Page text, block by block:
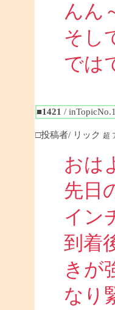
んん
そし
では
■1421 /
□投稿者/ リック 超
おは
先日
イン
到着
きが
なり